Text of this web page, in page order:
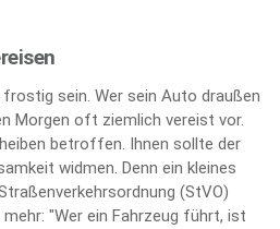
sein. Wer sein Auto draußen
Morgen oft ziemlich vereist vor.
betroffen. Ihnen sollte der
widmen. Denn ein kleines
(StVO)
"Wer ein Fahrzeug führt, ist